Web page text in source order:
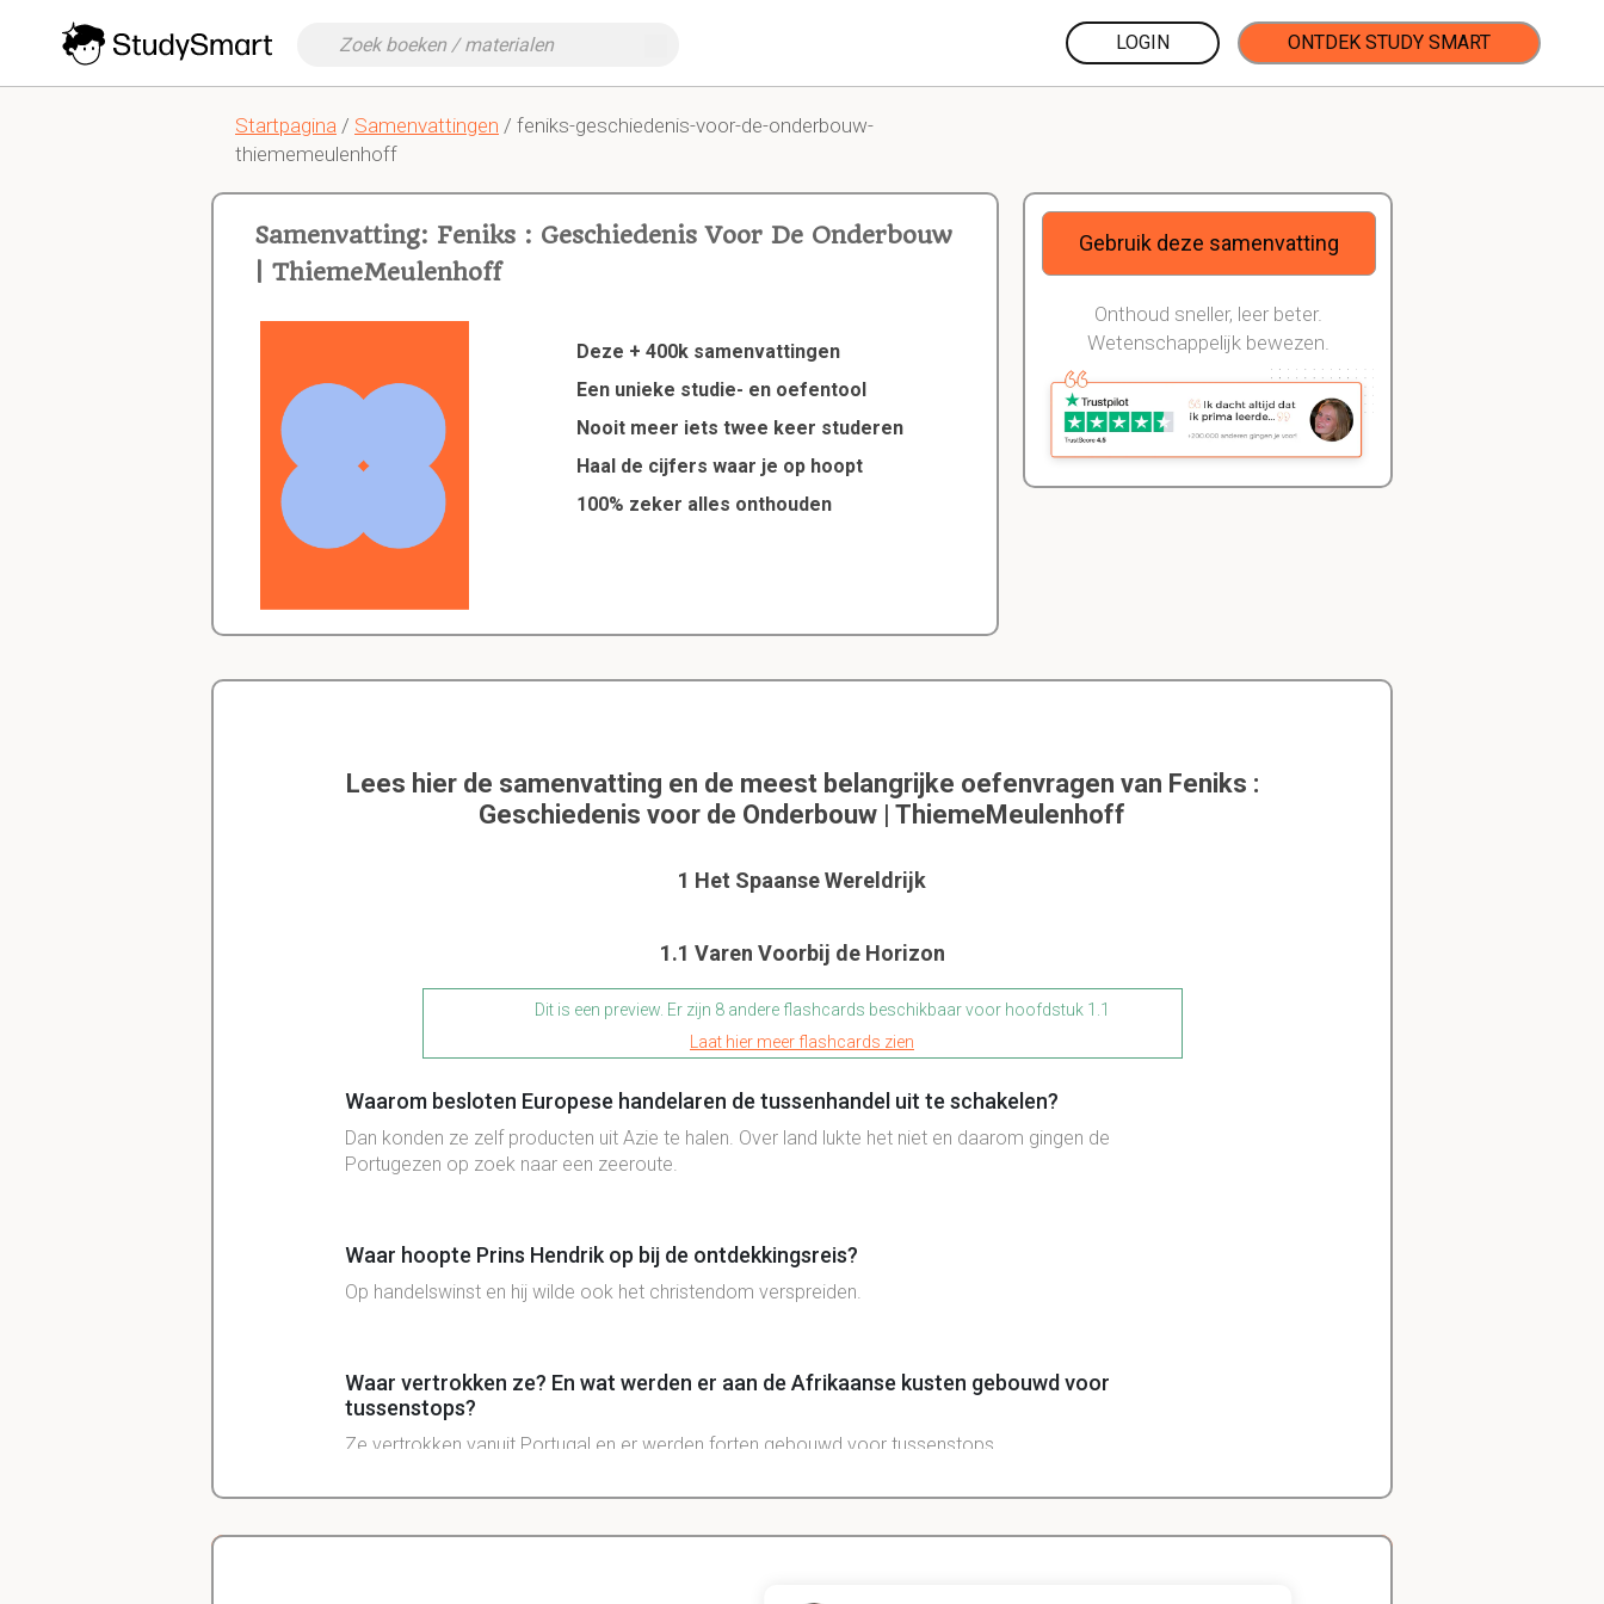
LOGIN ONTDEK STUDY SMART
Startpagina / Samenvattingen / feniks-geschiedenis-voor-de-onderbouw-
thiememeulenhoff
Samenvatting: Feniks : Geschiedenis Voor De Onderbouw
| ThiemeMeulenhoff
Deze + 400k samenvattingen
Een unieke studie- en oefentool
Nooit meer iets twee keer studeren
Haal de cijfers waar je op hoopt
100% zeker alles onthouden
Gebruik deze samenvatting
Onthoud sneller, leer beter.
Wetenschappelijk bewezen.
Lees hier de samenvatting en de meest belangrijke oefenvragen van Feniks :
Geschiedenis voor de Onderbouw | ThiemeMeulenhoff
1 Het Spaanse Wereldrijk
1.1 Varen Voorbij de Horizon
Dit is een preview. Er zijn 8 andere flashcards beschikbaar voor hoofdstuk 1.1
Laat hier meer flashcards zien
Waarom besloten Europese handelaren de tussenhandel uit te schakelen?
Dan konden ze zelf producten uit Azie te halen. Over land lukte het niet en daarom gingen de
Portugezen op zoek naar een zeeroute.
Waar hoopte Prins Hendrik op bij de ontdekkingsreis?
Op handelswinst en hij wilde ook het christendom verspreiden.
Waar vertrokken ze? En wat werden er aan de Afrikaanse kusten gebouwd voor
tussenstops?
Ze vertrokken vanuit Portugal en er werden forten gebouwd voor tussenstops.
Wie volgde de Portugezen in 1492? En waarom kreeg Columbus steun voor een nieuw